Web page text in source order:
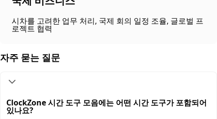
시차를 고려한 업무 처리, 국제 회의 일정 조율, 글로벌 프
로젝트 협력
자주 묻는 질문
ClockZone 시간 도구 모음에는 어떤 시간 도구가 포함되어
있나요?